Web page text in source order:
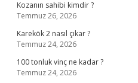
Kozanın sahibi kimdir ?
Temmuz 26, 2026
Karekök 2 nasıl çıkar ?
Temmuz 24, 2026
100 tonluk vinç ne kadar ?
Temmuz 24, 2026